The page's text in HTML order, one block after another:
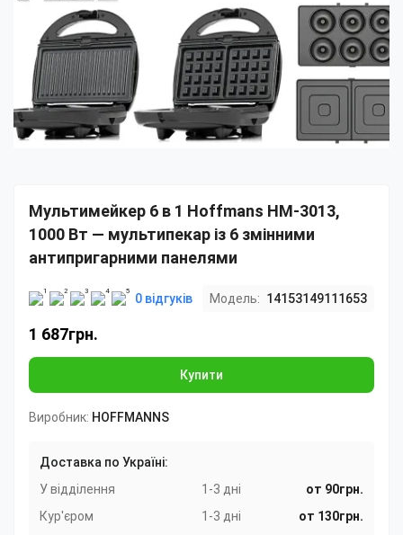
Мультимейкер 6 в 1 Hoffmans HM-3013,
1000 Вт — мультипекар із 6 змінними
антипригарними панелями
0 відгуків Модель: 14153149111653
1 687грн.
Купити
Виробник: HOFFMANNS
Доставка по Україні:
У відділення
1-3 дні
от 90грн.
Кур'єром
1-3 дні
от 130грн.